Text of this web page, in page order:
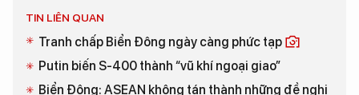
TIN LIÊN QUAN
Tranh chấp Biển Đông ngày càng phức tạp
Putin biến S-400 thành “vũ khí ngoại giao”
Biển Đông: ASEAN không tán thành những đề nghị